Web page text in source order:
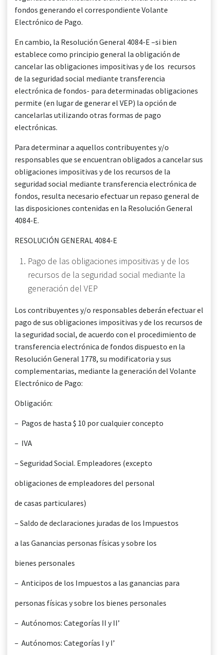
fondos generando el correspondiente Volante
Electrónico de Pago.
En cambio, la Resolución General 4084-E –si bien
establece como principio general la obligación de
cancelar las obligaciones impositivas y de los recursos
de la seguridad social mediante transferencia
electrónica de fondos- para determinadas obligaciones
permite (en lugar de generar el VEP) la opción de
cancelarlas utilizando otras formas de pago
electrónicas.
Para determinar a aquellos contribuyentes y/o
responsables que se encuentran obligados a cancelar sus
obligaciones impositivas y de los recursos de la
seguridad social mediante transferencia electrónica de
fondos, resulta necesario efectuar un repaso general de
las disposiciones contenidas en la Resolución General
4084-E.
RESOLUCIÓN GENERAL 4084-E
Pago de las obligaciones impositivas y de los
recursos de la seguridad social mediante la
generación del VEP
Los contribuyentes y/o responsables deberán efectuar el
pago de sus obligaciones impositivas y de los recursos de
la seguridad social, de acuerdo con el procedimiento de
transferencia electrónica de fondos dispuesto en la
Resolución General 1778, su modificatoria y sus
complementarias, mediante la generación del Volante
Electrónico de Pago:
Obligación:
– Pagos de hasta $ 10 por cualquier concepto
– IVA
– Seguridad Social. Empleadores (excepto
obligaciones de empleadores del personal
de casas particulares)
– Saldo de declaraciones juradas de los Impuestos
a las Ganancias personas físicas y sobre los
bienes personales
– Anticipos de los Impuestos a las ganancias para
personas físicas y sobre los bienes personales
– Autónomos: Categorías II y II’
– Autónomos: Categorías I y I’